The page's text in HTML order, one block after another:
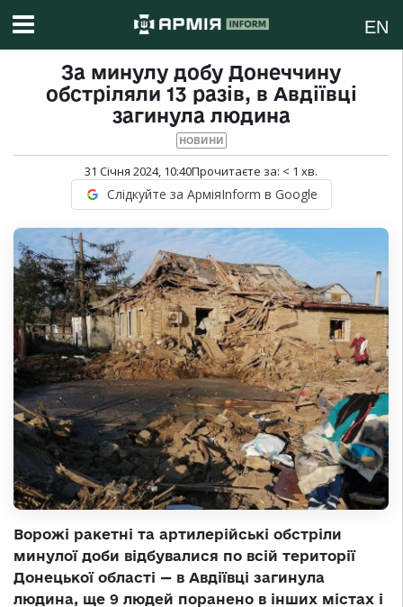
EN
За минулу добу Донеччину
обстріляли 13 разів, в Авдіївці
загинула людина
НОВИНИ
31 Січня 2024, 10:40Прочитаєте за: < 1 хв.
Слідкуйте за АрміяInform в Google
Ворожі ракетні та артилерійські обстріли
минулої доби відбувалися по всій території
Донецької області — в Авдіївці загинула
людина, ще 9 людей поранено в інших містах і